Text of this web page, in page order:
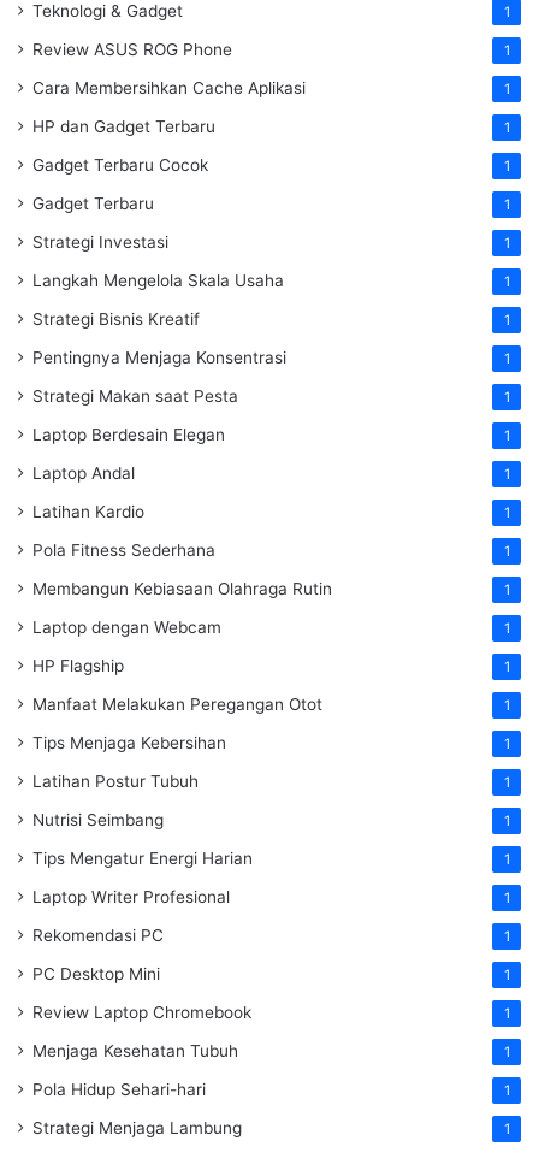
Teknologi & Gadget 1
Review ASUS ROG Phone 1
Cara Membersihkan Cache Aplikasi 1
HP dan Gadget Terbaru 1
Gadget Terbaru Cocok 1
Gadget Terbaru 1
Strategi Investasi 1
Langkah Mengelola Skala Usaha 1
Strategi Bisnis Kreatif 1
Pentingnya Menjaga Konsentrasi 1
Strategi Makan saat Pesta 1
Laptop Berdesain Elegan 1
Laptop Andal 1
Latihan Kardio 1
Pola Fitness Sederhana 1
Membangun Kebiasaan Olahraga Rutin 1
Laptop dengan Webcam 1
HP Flagship 1
Manfaat Melakukan Peregangan Otot 1
Tips Menjaga Kebersihan 1
Latihan Postur Tubuh 1
Nutrisi Seimbang 1
Tips Mengatur Energi Harian 1
Laptop Writer Profesional 1
Rekomendasi PC 1
PC Desktop Mini 1
Review Laptop Chromebook 1
Menjaga Kesehatan Tubuh 1
Pola Hidup Sehari-hari 1
Strategi Menjaga Lambung 1